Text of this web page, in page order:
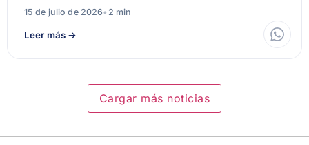
15 de julio de 2026• 2 min
Leer más →
Cargar más noticias